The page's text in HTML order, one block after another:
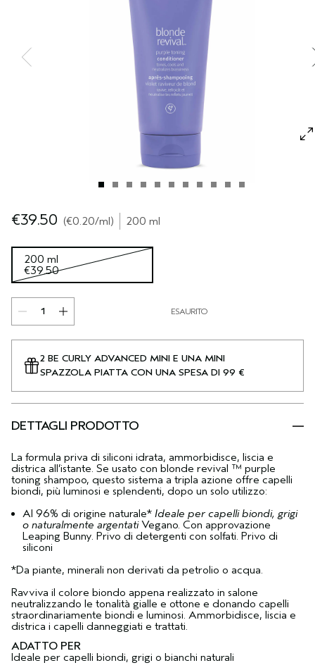
CUOIO CAPELLUTO SENSIBILE
TUTTE LE COLLEZIONI
€39.50 €0.20/ml 200 ml
200 ml
€39.50
ESAURITO
2 BE CURLY ADVANCED MINI E UNA MINI
SPAZZOLA PIATTA CON UNA SPESA DI 99 €
DETTAGLI PRODOTTO
La formula priva di siliconi idrata, ammorbidisce, liscia e
districa all’istante. Se usato con blonde revival ™ purple
toning shampoo, questo sistema a tripla azione offre capelli
biondi, più luminosi e splendenti, dopo un solo utilizzo:
Al 96% di origine naturale* Ideale per capelli biondi, grigi
o naturalmente argentatiVegano. Con approvazione
Leaping Bunny. Privo di detergenti con solfati. Privo di
siliconi
*Da piante, minerali non derivati da petrolio o acqua.
Ravviva il colore biondo appena realizzato in salone
neutralizzando le tonalità gialle e ottone e donando capelli
straordinariamente biondi e luminosi. Ammorbidisce, liscia e
districa i capelli danneggiati e trattati.
ADATTO PER
Ideale per capelli biondi, grigi o bianchi naturali